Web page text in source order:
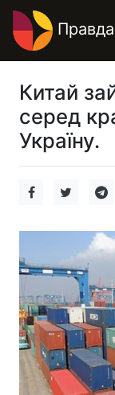
Китай
серед
Україну.